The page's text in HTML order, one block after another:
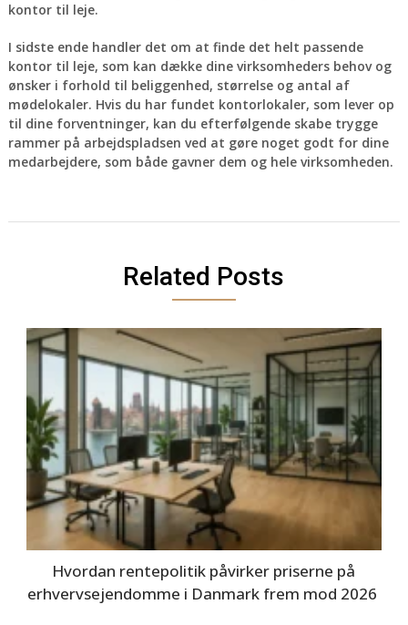
kontor til leje.
I sidste ende handler det om at finde det helt passende
kontor til leje, som kan dække dine virksomheders behov og
ønsker i forhold til beliggenhed, størrelse og antal af
mødelokaler. Hvis du har fundet kontorlokaler, som lever op
til dine forventninger, kan du efterfølgende skabe trygge
rammer på arbejdspladsen ved at gøre noget godt for dine
medarbejdere, som både gavner dem og hele virksomheden.
Related Posts
Hvordan rentepolitik påvirker priserne på
erhvervsejendomme i Danmark frem mod 2026